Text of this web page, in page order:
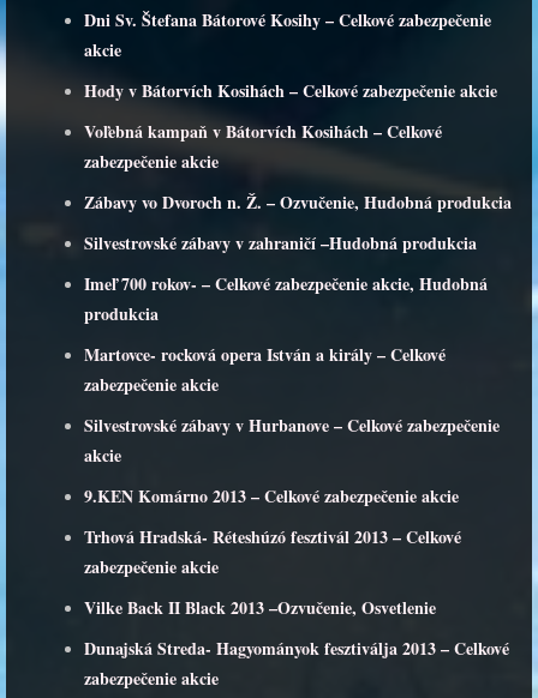
Dni Sv. Štefana Bátorové Kosihy – Celkové zabezpečenie
akcie
Hody v Bátorvích Kosihách – Celkové zabezpečenie akcie
Voľebná kampaň v Bátorvích Kosihách – Celkové
zabezpečenie akcie
Zábavy vo Dvoroch n. Ž. – Ozvučenie, Hudobná produkcia
Silvestrovské zábavy v zahraničí –Hudobná produkcia
Imeľ 700 rokov- – Celkové zabezpečenie akcie, Hudobná
produkcia
Martovce- rocková opera István a király – Celkové
zabezpečenie akcie
Silvestrovské zábavy v Hurbanove – Celkové zabezpečenie
akcie
9.KEN Komárno 2013 – Celkové zabezpečenie akcie
Trhová Hradská- Réteshúzó fesztivál 2013 – Celkové
zabezpečenie akcie
Vilke Back II Black 2013 –Ozvučenie, Osvetlenie
Dunajská Streda- Hagyományok fesztiválja 2013 – Celkové
zabezpečenie akcie